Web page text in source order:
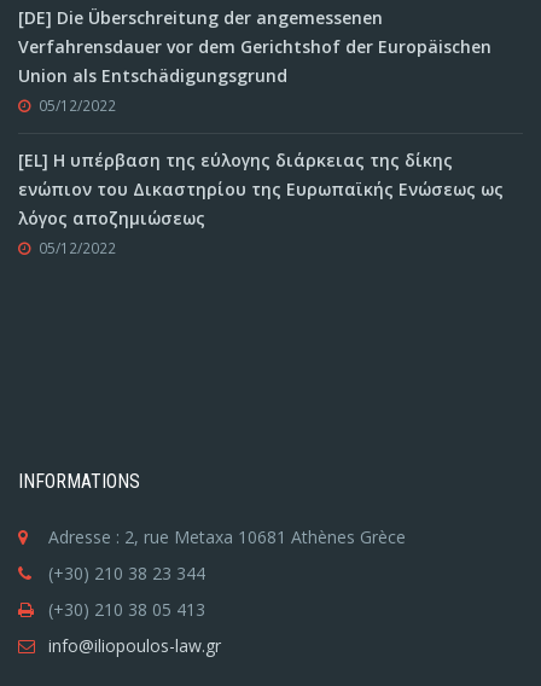
[DE] Die Überschreitung der angemessenen
Verfahrensdauer vor dem Gerichtshof der Europäischen
Union als Entschädigungsgrund
05/12/2022
[EL] Η υπέρβαση της εύλογης διάρκειας της δίκης
ενώπιον του Δικαστηρίου της Ευρωπαϊκής Ενώσεως ως
λόγος αποζημιώσεως
05/12/2022
INFORMATIONS
Adresse : 2, rue Metaxa 10681 Athènes Grèce
(+30) 210 38 23 344
(+30) 210 38 05 413
info@iliopoulos-law.gr